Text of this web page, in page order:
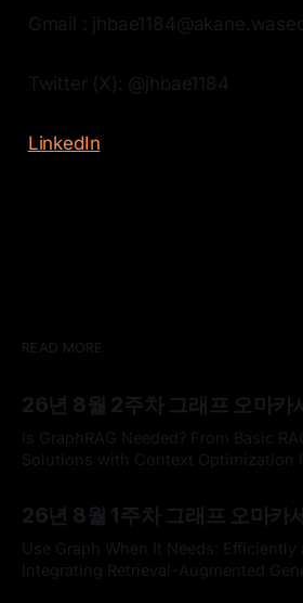
Gmail :
Twitter (X): @jhbae1184
LinkedIn
READ MORE
26년 8월 2주차 그래프 오마카
Is GraphRAG Needed? From Basic
Solutions with Context Optimization Is GraphRAG Needed?
OptimizationLong Chen, Ryan
Yuan Tian, Rahul Ghosh, Venkatesh
Ahuja, Vidya Sagar Ravipati.
Workshop on Generation, Evaluation
26년 8월 1주차 그래프 오마카세
Use Graph When It Needs:
Integrating Retrieval-Augmented